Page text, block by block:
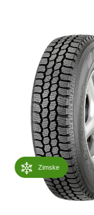
Zimske